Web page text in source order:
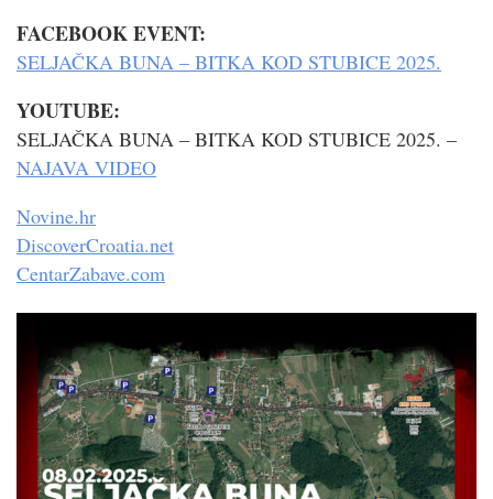
FACEBOOK EVENT:
SELJAČKA BUNA – BITKA KOD STUBICE 2025.
YOUTUBE:
SELJAČKA BUNA – BITKA KOD STUBICE 2025. –
NAJAVA VIDEO
Novine.hr
DiscoverCroatia.net
CentarZabave.com